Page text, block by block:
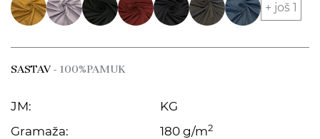
+ još 1
SASTAV- 100%PAMUK
JM:
KG
Gramaža:
180 g/m2